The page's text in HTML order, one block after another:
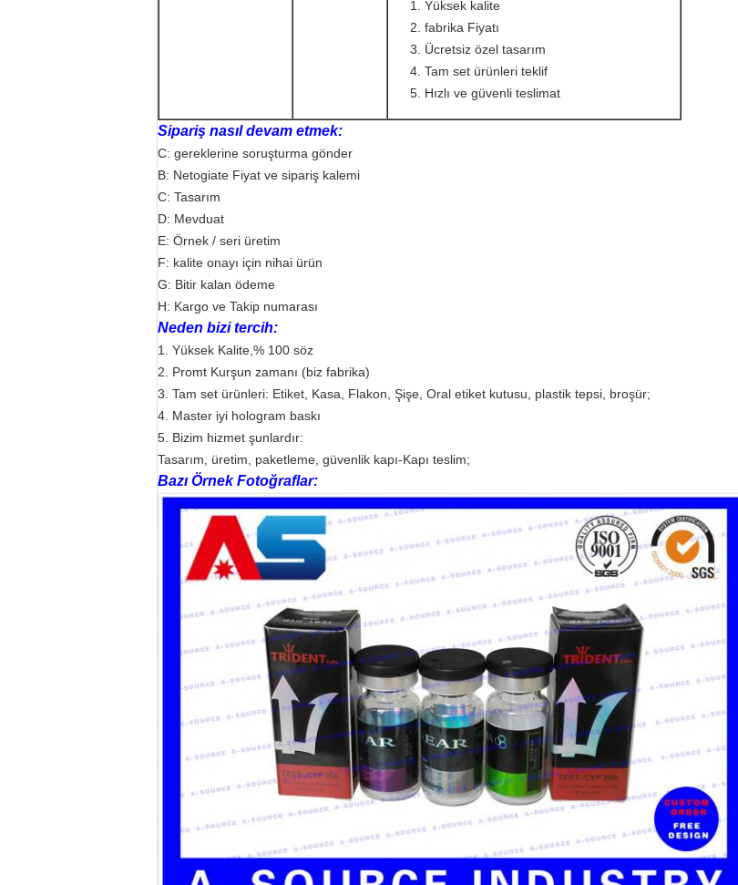
Yüksek kalite
fabrika Fiyatı
Ücretsiz özel tasarım
Tam set ürünleri teklif
Hızlı ve güvenli teslimat
Sipariş nasıl devam etmek:
C: gereklerine soruşturma gönder
B: Netogiate Fiyat ve sipariş kalemi
C: Tasarım
D: Mevduat
E: Örnek / seri üretim
F: kalite onayı için nihai ürün
G: Bitir kalan ödeme
H: Kargo ve Takip numarası
Neden bizi tercih:
1. Yüksek Kalite,% 100 söz
2. Promt Kurşun zamanı (biz fabrika)
3. Tam set ürünleri: Etiket, Kasa, Flakon, Şişe, Oral etiket kutusu, plastik tepsi, broşür;
4. Master iyi hologram baskı
5. Bizim hizmet şunlardır:
Tasarım, üretim, paketleme, güvenlik kapı-Kapı teslim;
Bazı Örnek Fotoğraflar: